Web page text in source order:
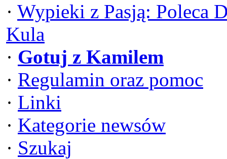
· Wypieki z Pasją: Poleca
Kula
· Gotuj z Kamilem
· Regulamin oraz pomoc
· Linki
· Kategorie newsów
· Szukaj